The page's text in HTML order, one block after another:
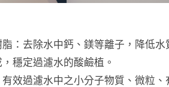
：去除水中鈣、鎂等離子，降低水
穩定過濾水的酸鹼植。
效過濾水中之小分子物質、微粒、